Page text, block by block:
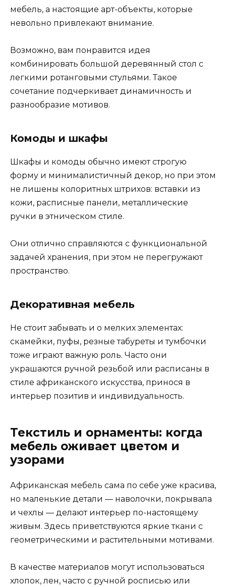
мебель, а настоящие арт-объекты, которые
невольно привлекают внимание.
Возможно, вам понравится идея
комбинировать большой деревянный стол с
легкими ротанговыми стульями. Такое
сочетание подчеркивает динамичность и
разнообразие мотивов.
Комоды и шкафы
Шкафы и комоды обычно имеют строгую
форму и минималистичный декор, но при этом
не лишены колоритных штрихов: вставки из
кожи, расписные панели, металлические
ручки в этническом стиле.
Они отлично справляются с функциональной
задачей хранения, при этом не перегружают
пространство.
Декоративная мебель
Не стоит забывать и о мелких элементах:
скамейки, пуфы, резные табуреты и тумбочки
тоже играют важную роль. Часто они
украшаются ручной резьбой или расписаны в
стиле африканского искусства, принося в
интерьер позитив и индивидуальность.
Текстиль и орнаменты: когда
мебель оживает цветом и
узорами
Африканская мебель сама по себе уже красива,
но маленькие детали — наволочки, покрывала
и чехлы — делают интерьер по-настоящему
живым. Здесь приветствуются яркие ткани с
геометрическими и растительными мотивами.
В качестве материалов могут использоваться
хлопок, лен, часто с ручной росписью или